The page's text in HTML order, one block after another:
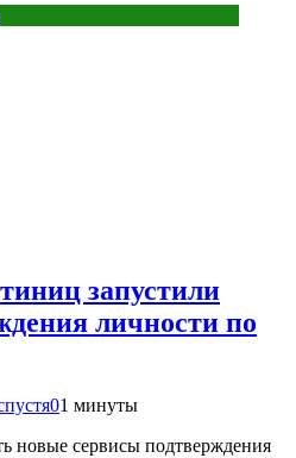
запустили
личности по
01 минуты
новые сервисы подтверждения